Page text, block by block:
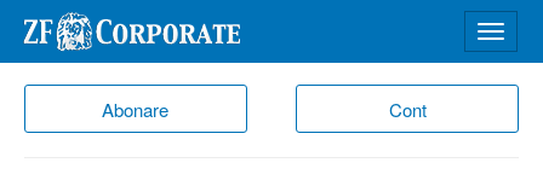
Abonare Cont
meniu